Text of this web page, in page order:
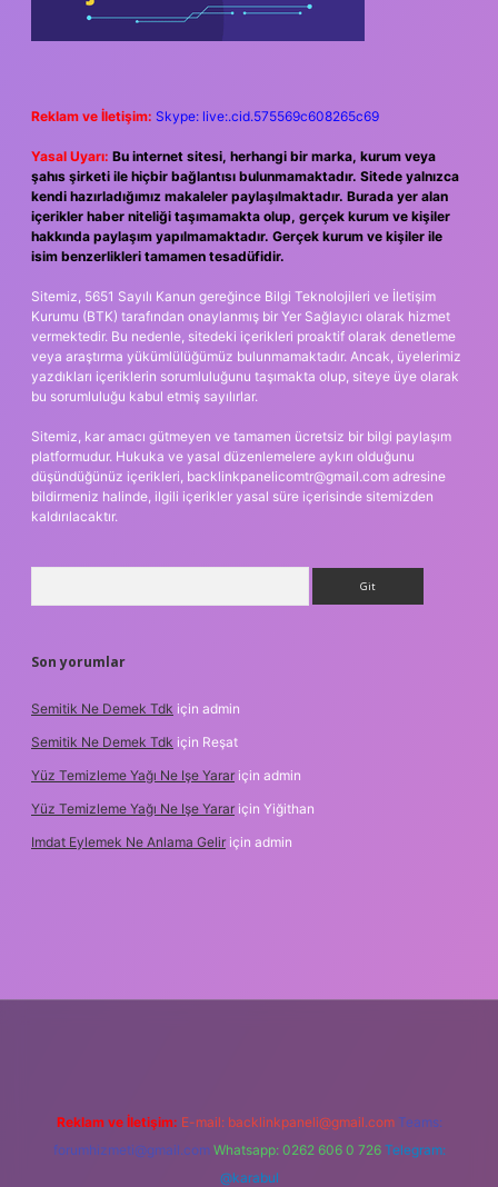
Reklam ve İletişim: Skype: live:.cid.575569c608265c69
Yasal Uyarı: Bu internet sitesi, herhangi bir marka, kurum veya
şahıs şirketi ile hiçbir bağlantısı bulunmamaktadır. Sitede yalnızca
kendi hazırladığımız makaleler paylaşılmaktadır. Burada yer alan
içerikler haber niteliği taşımamakta olup, gerçek kurum ve kişiler
hakkında paylaşım yapılmamaktadır. Gerçek kurum ve kişiler ile
isim benzerlikleri tamamen tesadüfidir.
Sitemiz, 5651 Sayılı Kanun gereğince Bilgi Teknolojileri ve İletişim
Kurumu (BTK) tarafından onaylanmış bir Yer Sağlayıcı olarak hizmet
vermektedir. Bu nedenle, sitedeki içerikleri proaktif olarak denetleme
veya araştırma yükümlülüğümüz bulunmamaktadır. Ancak, üyelerimiz
yazdıkları içeriklerin sorumluluğunu taşımakta olup, siteye üye olarak
bu sorumluluğu kabul etmiş sayılırlar.
Sitemiz, kar amacı gütmeyen ve tamamen ücretsiz bir bilgi paylaşım
platformudur. Hukuka ve yasal düzenlemelere aykırı olduğunu
düşündüğünüz içerikleri, backlinkpanelicomtr@gmail.com adresine
bildirmeniz halinde, ilgili içerikler yasal süre içerisinde sitemizden
kaldırılacaktır.
Son yorumlar
Semitik Ne Demek Tdk için admin
Semitik Ne Demek Tdk için Reşat
Yüz Temizleme Yağı Ne Işe Yarar için admin
Yüz Temizleme Yağı Ne Işe Yarar için Yiğithan
Imdat Eylemek Ne Anlama Gelir için admin
Reklam ve İletişim: E-mail: backlinkpaneli@gmail.com Teams:
forumhizmeti@gmail.com Whatsapp: 0262 606 0 726 Telegram:
@karabul